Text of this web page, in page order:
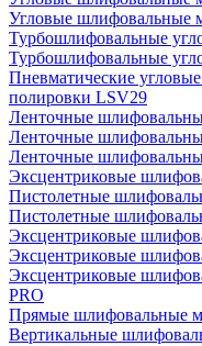
Угловые шлифовальные
Турбошлифовальные
Турбошлифовальные
Пневматические
полировки LSV29
Ленточные
Ленточные
Ленточные
Эксцентриковые
Пистолетные
Пистолетные
Эксцентриковые
Эксцентриковые
Эксцентриковые
PRO
Прямые шлифовальные
Вертикальные